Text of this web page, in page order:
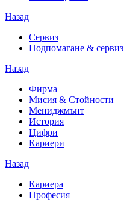
Назад
Сервиз
Подпомагане & сервиз
Назад
Фирма
Мисия & Стойности
Мениджмънт
История
Цифри
Кариери
Назад
Кариера
Професия